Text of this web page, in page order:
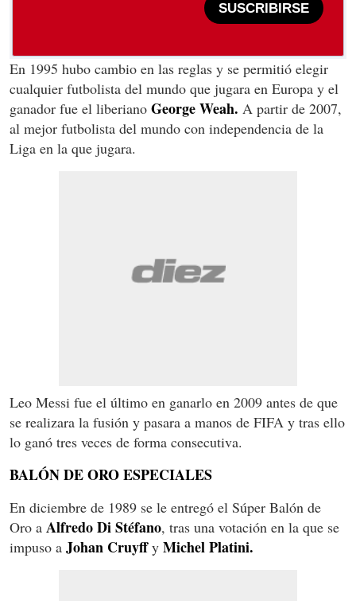
SUSCRIBIRSE
En 1995 hubo cambio en las reglas y se permitió elegir
cualquier futbolista del mundo que jugara en Europa y el
ganador fue el liberiano George Weah. A partir de 2007,
al mejor futbolista del mundo con independencia de la
Liga en la que jugara.
Leo Messi fue el último en ganarlo en 2009 antes de que
se realizara la fusión y pasara a manos de FIFA y tras ello
lo ganó tres veces de forma consecutiva.
BALÓN DE ORO ESPECIALES
En diciembre de 1989 se le entregó el Súper Balón de
Oro a Alfredo Di Stéfano, tras una votación en la que se
impuso a Johan Cruyffy Michel Platini.